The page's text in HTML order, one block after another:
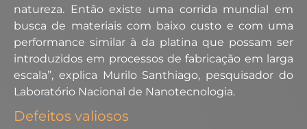
natureza. Então existe uma corrida mundial em
busca de materiais com baixo custo e com uma
performance similar à da platina que possam ser
introduzidos em processos de fabricação em larga
escala”, explica Murilo Santhiago, pesquisador do
Laboratório Nacional de Nanotecnologia.
Defeitos valiosos